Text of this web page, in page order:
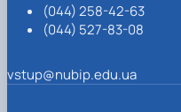
(044) 258-42-63
(044) 527-83-08
vstup@nubip.edu.ua